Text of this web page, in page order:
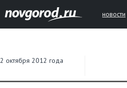
новости
2 октября 2012 года